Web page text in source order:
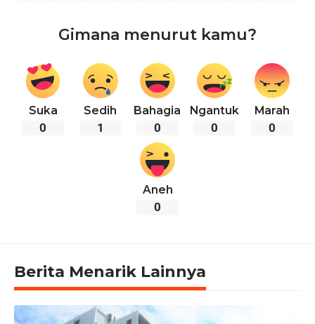
Gimana menurut kamu?
Suka
0
Sedih
1
Bahagia
0
Ngantuk
0
Marah
0
Aneh
0
Berita Menarik Lainnya